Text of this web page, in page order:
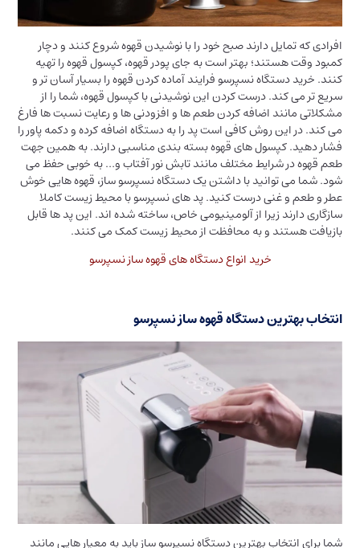
افرادی که تمایل دارند صبح خود را با نوشیدن قهوه شروع کنند و دچار
کمبود وقت هستند؛ بهتر است به جای پودر قهوه، کپسول قهوه را تهیه
کنند. خرید دستگاه نسپرسو فرایند آماده کردن قهوه را بسیار آسان تر و
سریع تر می کند. درست کردن این نوشیدنی با کپسول قهوه، شما را از
مشکلاتی مانند اضافه کردن طعم ها و افزودنی ها و رعایت نسبت ها فارغ
می کند. در این روش کافی است پد را به دستگاه اضافه کرده و دکمه پاور را
فشار دهید. کپسول های قهوه بسته بندی مناسبی دارند. به همین جهت
طعم قهوه در شرایط مختلف مانند تابش نور آفتاب و… به خوبی حفظ می
شود. شما می توانید با داشتن یک دستگاه نسپرسو ساز، قهوه هایی خوش
عطر و طعم و غنی درست کنید. پد های نسپرسو با محیط زیست کاملا
سازگاری دارند زیرا از آلومینیومی خاص، ساخته شده اند. این پد ها قابل
بازیافت هستند و به محافظت از محیط زیست کمک می کنند.
خرید انواع دستگاه های قهوه ساز نسپرسو
انتخاب بهترین دستگاه قهوه ساز نسپرسو
شما برای انتخاب بهترین دستگاه نسپرسو ساز باید به معیار هایی مانند